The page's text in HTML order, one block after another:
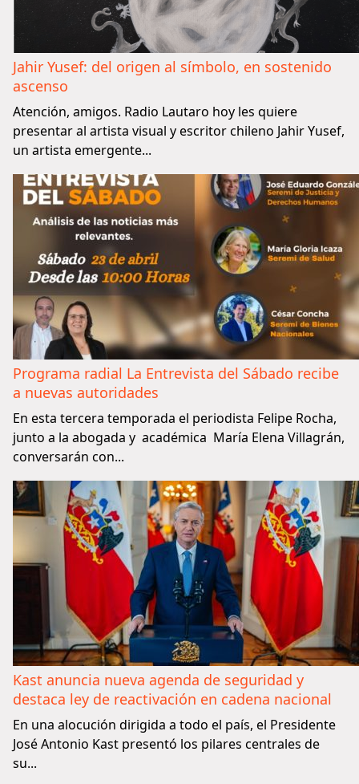
Jahir Yusef: del origen al símbolo, en sostenido
ascenso
Atención, amigos. Radio Lautaro hoy les quiere
presentar al artista visual y escritor chileno Jahir Yusef,
un artista emergente...
Programa radial La Entrevista del Sábado recibe
a nuevas autoridades
En esta tercera temporada el periodista Felipe Rocha,
junto a la abogada y académica María Elena Villagrán,
conversarán con...
Kast anuncia nueva agenda de seguridad y
destaca ley de reactivación en cadena nacional
En una alocución dirigida a todo el país, el Presidente
José Antonio Kast presentó los pilares centrales de
su...